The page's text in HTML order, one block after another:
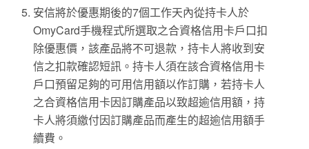
安信將於優惠期後的7個工作天內從持卡人於
OmyCard手機程式所選取之合資格信用卡戶口扣
除優惠價，該產品將不可退款，持卡人將收到安
信之扣款確認短訊。持卡人須在該合資格信用卡
戶口預留足夠的可用信用額以作訂購，若持卡人
之合資格信用卡因訂購產品以致超逾信用額，持
卡人將須繳付因訂購產品而產生的超逾信用額手
續費。